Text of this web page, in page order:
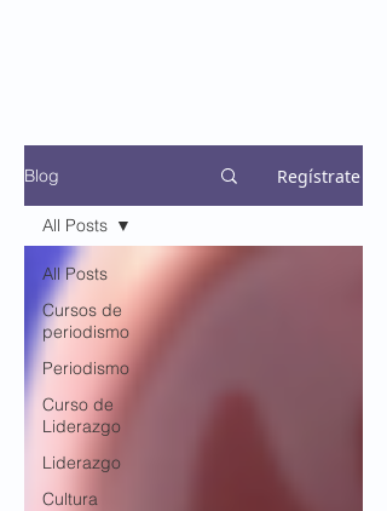
Blog Regístrate
All Posts
Cursos de
periodismo
Periodismo
Curso de
Liderazgo
Liderazgo
Cultura
All Posts